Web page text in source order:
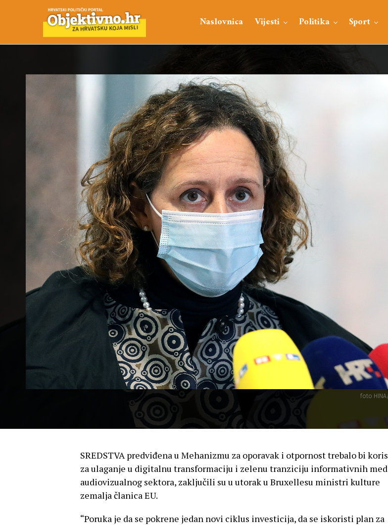
Naslovnica Vijesti Politika Sport
foto
SREDSTVA predviđena u Mehanizmu za oporavak i otpornost trebalo bi
za ulaganje u digitalnu transformaciju i zelenu tranziciju informativnih
audiovizualnog sektora, zaključili su u utorak u Bruxellesu ministri kulture
zemalja članica EU.
“Poruka je da se pokrene jedan novi ciklus investicija, da se iskoristi plan za